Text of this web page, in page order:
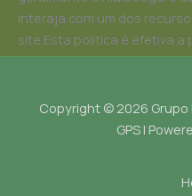
interaja com um dos
site.Esta política é efetiva a
Copyright © 2026
GPS |